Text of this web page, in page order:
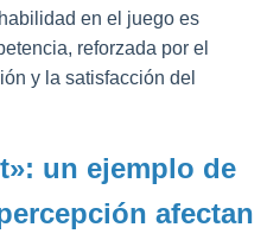
en el juego es
reforzada por el
y la satisfacción del
un ejemplo de
afectan